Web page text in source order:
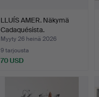
LLUÍS AMER. Näkymä
Cadaquésista.
Myyty 26 heinä 2026
9 tarjousta
70 USD